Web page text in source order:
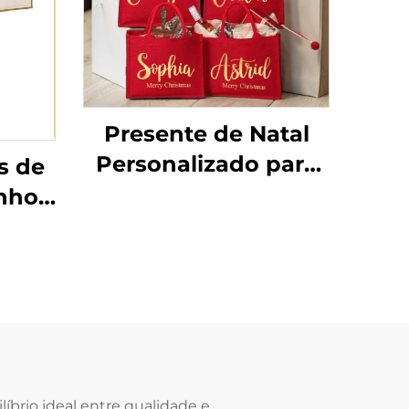
de
Presente de Natal
Personalizado para